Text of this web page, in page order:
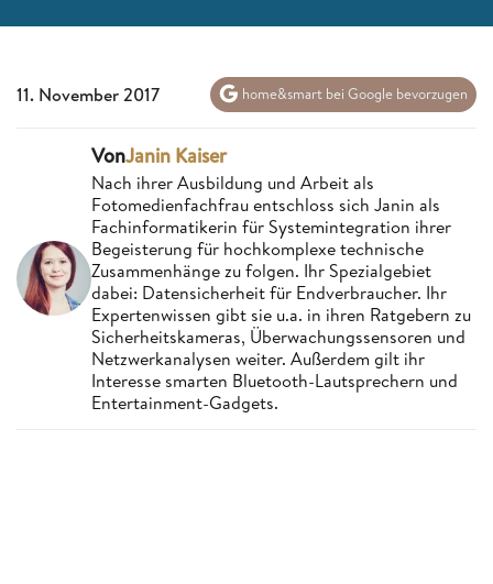
11. November 2017 home&smart bei Google bevorzugen
VonJanin Kaiser
Nach ihrer Ausbildung und Arbeit als
Fotomedienfachfrau entschloss sich Janin als
Fachinformatikerin für Systemintegration ihrer
Begeisterung für hochkomplexe technische
Zusammenhänge zu folgen. Ihr Spezialgebiet
dabei: Datensicherheit für Endverbraucher. Ihr
Expertenwissen gibt sie u.a. in ihren Ratgebern zu
Sicherheitskameras, Überwachungssensoren und
Netzwerkanalysen weiter. Außerdem gilt ihr
Interesse smarten Bluetooth-Lautsprechern und
Entertainment-Gadgets.